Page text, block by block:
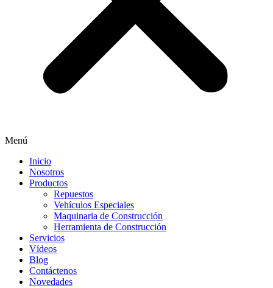
Menú
Inicio
Nosotros
Productos
Repuestos
Vehículos Especiales
Maquinaria de Construcción
Herramienta de Construcción
Servicios
Vídeos
Blog
Contáctenos
Novedades